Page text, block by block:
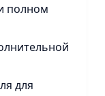
полном
для